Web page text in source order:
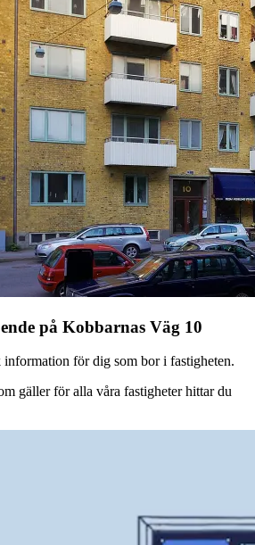
på Kobbarnas Väg 10
för dig som bor i fastigheten.
gäller för alla våra fastigheter hittar du